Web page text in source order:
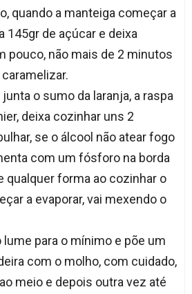
quando a manteiga começar a
145gr de açúcar e deixa
pouco, não mais de 2 minutos
o sumo da laranja, a raspa
deixa cozinhar uns 2
se o álcool não atear fogo
com um fósforo na borda
qualquer forma ao cozinhar o
a evaporar, vai mexendo o
lume para o mínimo e põe um
com o molho, com cuidado,
meio e depois outra vez até